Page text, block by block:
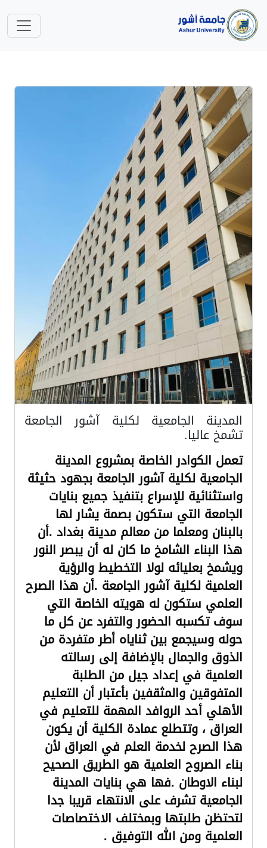
المدينة الجامعية لكلية آشور الجامعة
تشمخ عاليا.
تعمل الكوادر الخاصة بمشروع المدينة
الجامعية لكلية آشور الجامعة بجهود حثيثة
واستثنائية للإسراع بتنفيذ جميع بنايات
الجامعة التي ستكون بصمة يشار لها
بالبنان ومعلما من معالم مدينة بغداد .أن
هذا البناء الشامخ ما كان له أن يبصر النور
ويشمخ بعليائه لولا التخطيط والرؤية
العلمية لكلية آشور الجامعة .أن هذا الصرح
العلمي ستكون له هويته الخاصة التي
سوف تكسبه الحضور والتفرد عن كل ما
حوله وسيجمع بين ثناياه أطر متفردة من
الذوق والجمال بالإضافة إلى رسالته
العلمية في إعداد جيل من الطلبة
المتفوقين والمثقفين بأعتبار أن التعليم
الأهلي أحد الروافد المهمة للتعليم في
العراق ، وتتطلع عمادة الكلية أن يكون
هذا الصرح لخدمة العلم في العراق لأن
بناء الصروح العلمية هو الطريق الصحيح
لبناء الاوطان .فها هي بنايات المدينة
الجامعية تشرف على الانتهاء قريبا جدا
لتحتظن طلبتها وبمختلف الاختصاصات
العلمية ومن الله التوفيق .